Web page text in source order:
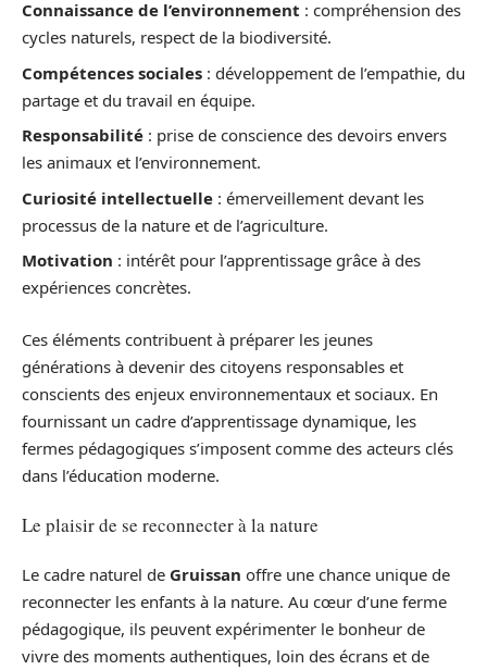
Connaissance de l’environnement : compréhension des
cycles naturels, respect de la biodiversité.
Compétences sociales : développement de l’empathie, du
partage et du travail en équipe.
Responsabilité : prise de conscience des devoirs envers
les animaux et l’environnement.
Curiosité intellectuelle : émerveillement devant les
processus de la nature et de l’agriculture.
Motivation : intérêt pour l’apprentissage grâce à des
expériences concrètes.
Ces éléments contribuent à préparer les jeunes
générations à devenir des citoyens responsables et
conscients des enjeux environnementaux et sociaux. En
fournissant un cadre d’apprentissage dynamique, les
fermes pédagogiques s’imposent comme des acteurs clés
dans l’éducation moderne.
Le plaisir de se reconnecter à la nature
Le cadre naturel de Gruissan offre une chance unique de
reconnecter les enfants à la nature. Au cœur d’une ferme
pédagogique, ils peuvent expérimenter le bonheur de
vivre des moments authentiques, loin des écrans et de